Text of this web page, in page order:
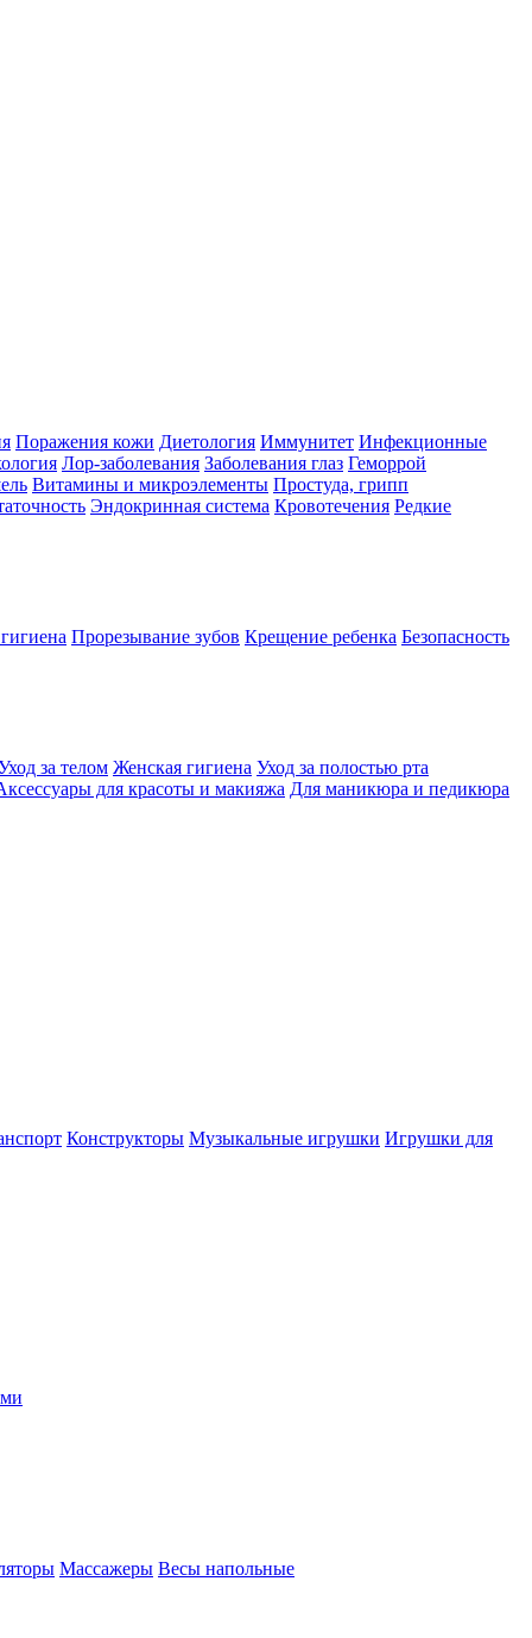
Поражения кожи Диетология Иммунитет Инфекционные
Лор-заболевания Заболевания глаз Геморрой
Витамины и микроэлементы Простуда, грипп
Эндокринная система Кровотечения Редкие
Прорезывание зубов Крещение ребенка Безопасность
за телом Женская гигиена Уход за полостью рта
для красоты и макияжа Для маникюра и педикюра
Конструкторы Музыкальные игрушки Игрушки для
Массажеры Весы напольные